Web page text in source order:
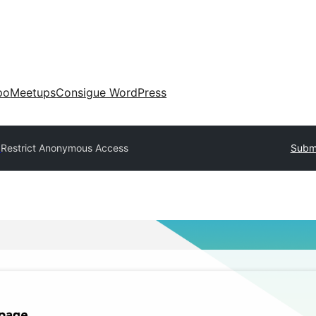
MeetupsConsigue WordPress
Restrict Anonymous Access